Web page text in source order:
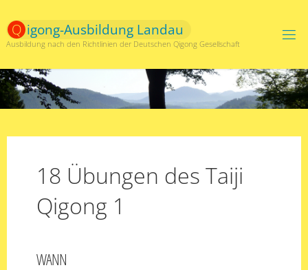
Inhalt
springen
Q igong-Ausbildung Landau
Ausbildung nach den Richtlinien der Deutschen Qigong Gesellschaft
18 Übungen des Taiji
Qigong 1
WANN